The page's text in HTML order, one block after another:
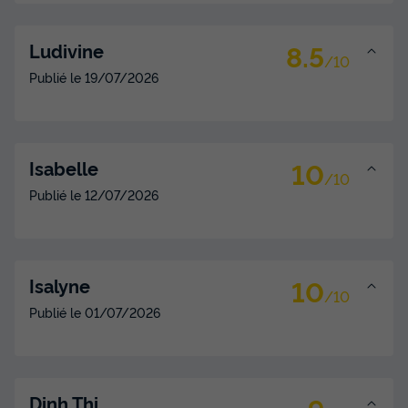
35m² 1
Ludivine 8.5/10
Publié le 19/07/2026
Isabelle 10/10
Publié le 12/07/2026
Isalyne 10/10
Publié le 01/07/2026
Dinh Thi